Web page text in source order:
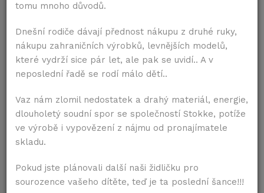
tomu mnoho důvodů.
Dnešní rodiče dávají přednost nákupu z druhé ruky,
nákupu zahraničních výrobků, levnějších modelů,
které vydrží sice pár let, ale pak se uvidí.. A v
neposlední řadě se rodí málo dětí..
Vaz nám zlomil nedostatek a drahý materiál, energie,
dlouholetý soudní spor se společností Stokke, potíže
ve výrobě i vypovězení z nájmu od pronajímatele
skladu.
Pokud jste plánovali další naši židličku pro
sourozence vašeho dítěte, teď je ta poslední šance!!!